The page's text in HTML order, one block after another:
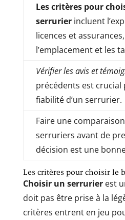
Les critères pour
serrurierincluent
licences et
l’emplacement et les
Vérifier les avis et
précédents est crucial
fiabilité d’un serrurier.
Faire une
serruriers avant de
décision est une
Les critères pour choisir le
Choisir un serrurierest
doit pas être prise à la
critères entrent en jeu